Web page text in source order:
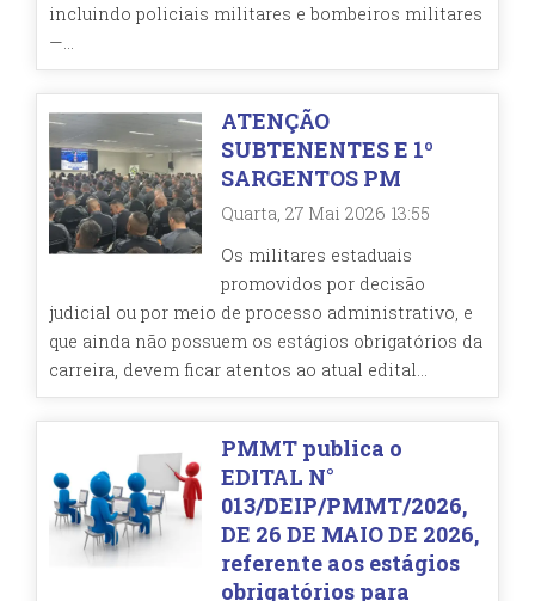
incluindo policiais militares e bombeiros militares
—...
ATENÇÃO
SUBTENENTES E 1º
SARGENTOS PM
Quarta, 27 Mai 2026 13:55
Os militares estaduais
promovidos por decisão
judicial ou por meio de processo administrativo, e
que ainda não possuem os estágios obrigatórios da
carreira, devem ficar atentos ao atual edital...
PMMT publica o
EDITAL N°
013/DEIP/PMMT/2026,
DE 26 DE MAIO DE 2026,
referente aos estágios
obrigatórios para